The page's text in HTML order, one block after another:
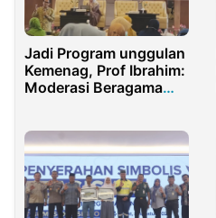
Jadi Program unggulan
Kemenag, Prof Ibrahim:
Moderasi Beragama